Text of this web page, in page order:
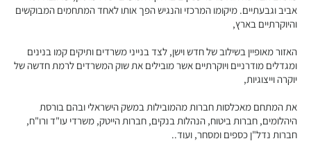
"מגדל אמות אטריום"
מבני משרדים ומסחר ·
מבני משרדים ומסחר ·תובל 40, רמת גן
"בית פובליסיס"
"בית תובל 22"
מבני משרדים ומסחר · תובל 22, רמת גן
"מגדל פז 2"
אביב וגבעתיים. מיקומו המרכזי והנגיש הפך אותו לאחד המתחמים המבוקשים
והיוקרתיים בארץ,
האזור מאופיין בשילוב של חדש וישן, לצד בנייני משרדים ותיקים קמו בנינים
ומגדלים מודרניים ויוקרתיים אשר מובילים את שוק המשרדים לרמת חדשה של
יוקרה וייצוגיות,
את המתחם מאכלסות חברות מהמובילות במשק הישראלי ובהם בורסת
היהלומים, חברות ביטוח, הנהלות בנקים, חברות הייטק, משרדי עו"ד ורו"ח,
חברות נדל"ן כספים ומסחר, ועוד..